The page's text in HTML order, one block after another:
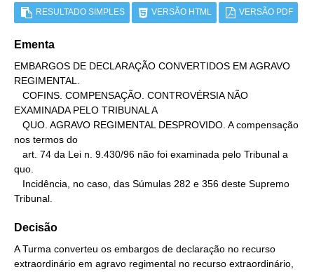
RESULTADO SIMPLES VERSÃO HTML VERSÃO PDF
Ementa
EMBARGOS DE DECLARAÇÃO CONVERTIDOS EM AGRAVO
REGIMENTAL.
EXAMINADA PELO TRIBUNAL A
nos termos do
quo.
Tribunal.
Decisão
A Turma converteu os embargos de declaração no recurso
extraordinário em agravo regimental no recurso extraordinário,